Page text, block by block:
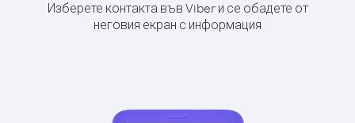
Изберете контакта във Viber и се обадете от
неговия екран с информация